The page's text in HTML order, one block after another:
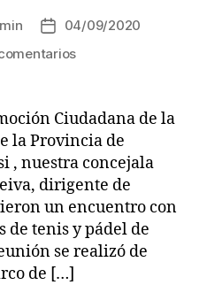
Fecha
de
04/09/2020
en
PROFESORES
DE
TENIS
Y
PADEL
Ciudadana de la
la Provincia de
, nuestra concejala
dirigente de
un encuentro con
de tenis y pádel de
se realizó de
de […]